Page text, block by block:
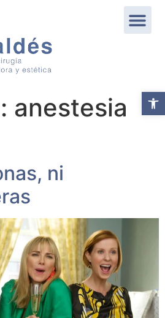
anestesia
ni
Abrir